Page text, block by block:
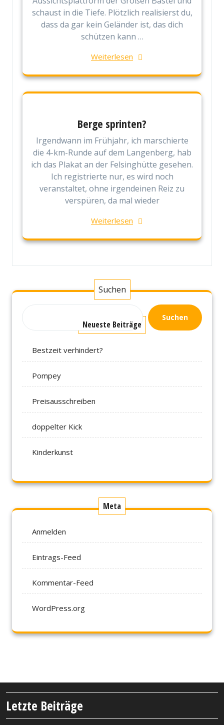
schaust in die Tiefe. Plötzlich realisierst du,
dass da gar kein Geländer ist, das dich
schützen kann …
Weiterlesen
Berge sprinten?
Irgendwann im Frühjahr, ich marschierte
die 4-km-Runde auf dem Langenberg, hab
ich das Plakat an der Felsinghütte gesehen.
Ich registrierte nur, es wird noch
veranstaltet, ohne irgendeinen Reiz zu
verspüren, da mal wieder
Weiterlesen
Suchen
Suchen
Neueste Beiträge
Bestzeit verhindert?
Pompey
Preisausschreiben
doppelter Kick
Kinderkunst
Meta
Anmelden
Eintrags-Feed
Kommentar-Feed
WordPress.org
Letzte Beiträge